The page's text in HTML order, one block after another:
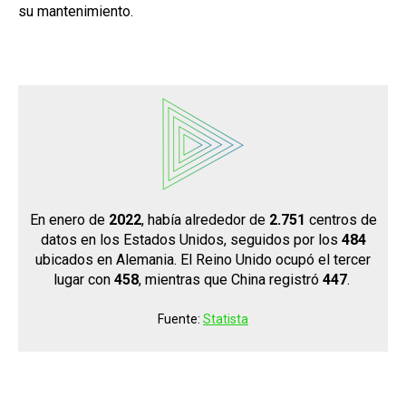
su mantenimiento.
En enero de 2022, había alrededor de 2.751 centros de
datos en los Estados Unidos, seguidos por los 484
ubicados en Alemania. El Reino Unido ocupó el tercer
lugar con 458, mientras que China registró 447.
Fuente: Statista